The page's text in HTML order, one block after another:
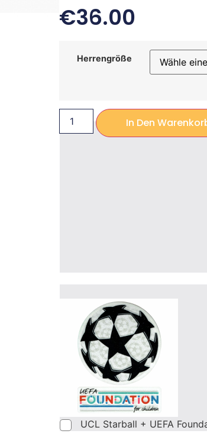
€36.00
Herrengröße
In Den
UCL Starball + UEFA